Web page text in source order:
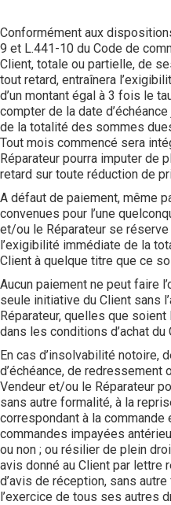
Conformément aux
9 et L.441-10 du Code de
Client, totale ou partielle, de
tout retard, entraînera
d’un montant égal à 3 fois le
compter de la date
de la totalité des sommes
Tout mois commencé sera
Réparateur pourra imputer de
retard sur toute réduction de
A défaut de paiement, même
convenues pour l’une
et/ou le Réparateur se
l’exigibilité immédiate de la
Client à quelque titre que ce
Aucun paiement ne peut faire
seule initiative du Client sans
Réparateur, quelles que
dans les conditions d’achat du
En cas d’insolvabilité notoire,
d’échéance, de redressement
Vendeur et/ou le Réparateur
sans autre formalité, à la
correspondant à la
commandes impayées
ou non ; ou résilier de plein
avis donné au Client par lettre
d’avis de réception, sans
l’exercice de tous ses autres